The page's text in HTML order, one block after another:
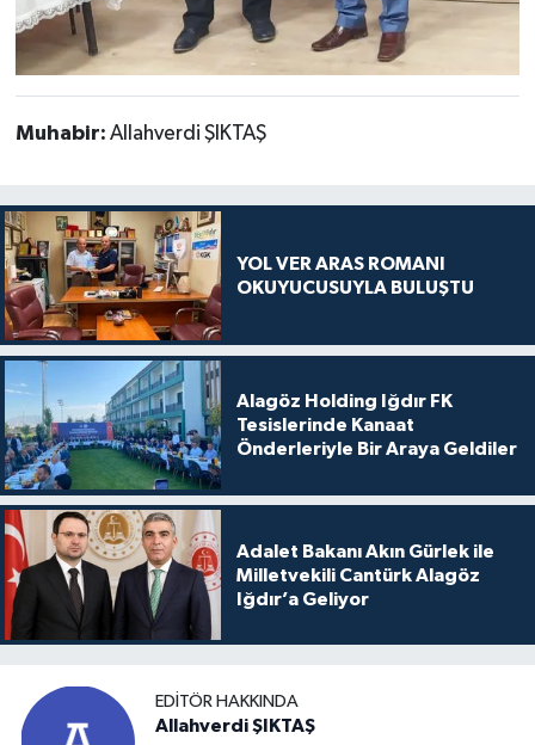
Muhabir: Allahverdi ŞIKTAŞ
YOL VER ARAS ROMANI
OKUYUCUSUYLA BULUŞTU
Alagöz Holding Iğdır FK
Tesislerinde Kanaat
Önderleriyle Bir Araya Geldiler
Adalet Bakanı Akın Gürlek ile
Milletvekili Cantürk Alagöz
Iğdır’a Geliyor
EDITÖR HAKKINDA
Allahverdi ŞIKTAŞ